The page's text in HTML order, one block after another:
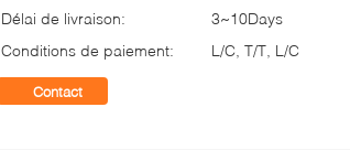
Délai de livraison:
3~10Days
Conditions de paiement:
L/C, T/T, L/C
Contact